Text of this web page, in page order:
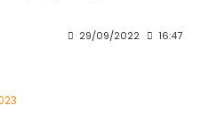
29/09/2022 16:47